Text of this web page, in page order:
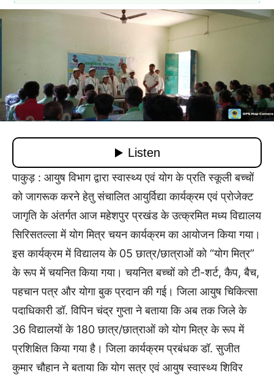
पाकुड़ : आयुष विभाग द्वारा स्वास्थ्य एवं योग के प्रति स्कूली बच्चों
को जागरूक करने हेतु संचालित आयुर्विद्या कार्यक्रम एवं प्रोजेक्ट
जागृति के अंतर्गत आज महेशपुर प्रखंड के उत्क्रमित मध्य विद्यालय
सिरिसतल्ला में योग मित्र चयन कार्यक्रम का आयोजन किया गया।
इस कार्यक्रम में विद्यालय के 05 छात्र/छात्राओं को “योग मित्र”
के रूप में चयनित किया गया। चयनित बच्चों को टी-शर्ट, कैप, बैच,
पहचान पत्र और योगा बुक प्रदान की गई। जिला आयुष चिकित्सा
पदाधिकारी डॉ. विपिन चंद्र गुप्ता ने बताया कि अब तक जिले के
36 विद्यालयों के 180 छात्र/छात्राओं को योग मित्र के रूप में
प्रशिक्षित किया गया है। जिला कार्यक्रम प्रबंधक डॉ. सुजीत
कुमार चौहान ने बताया कि योग सत्र एवं आयुष स्वास्थ्य शिविर